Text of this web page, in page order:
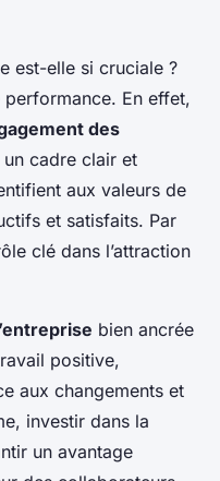
est-elle si cruciale ?
En effet,
des
cadre clair et
aux valeurs de
et satisfaits. Par
clé dans l’attraction
bien ancrée
positive,
aux changements et
investir dans la
un avantage